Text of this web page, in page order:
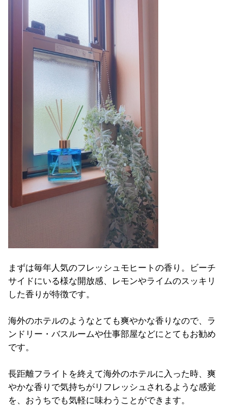
まずは毎年人気のフレッシュモヒートの香り。ビーチ
サイドにいる様な開放感、レモンやライムのスッキリ
した香りが特徴です。
海外のホテルのようなとても爽やかな香りなので、ラ
ンドリー・バスルームや仕事部屋などにとてもお勧め
です。
長距離フライトを終えて海外のホテルに入った時、爽
やかな香りで気持ちがリフレッシュされるような感覚
を、おうちでも気軽に味わうことができます。